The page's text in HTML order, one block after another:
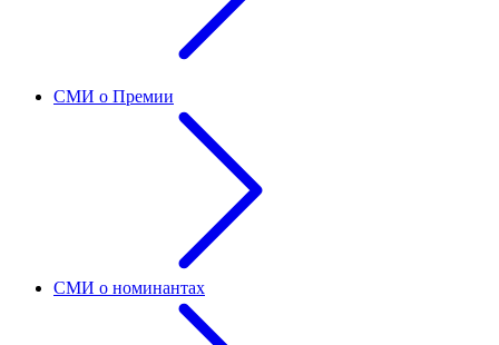
СМИ о Премии
СМИ о номинантах